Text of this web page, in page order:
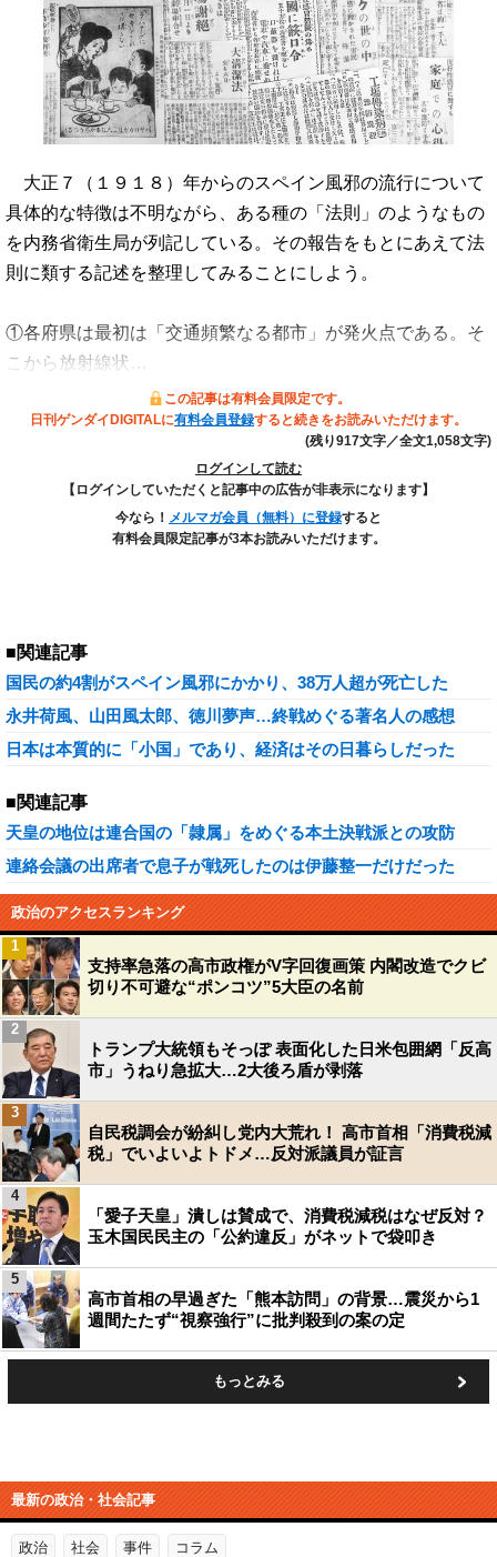
大正７（１９１８）年からのスペイン風邪の流行について
具体的な特徴は不明ながら、ある種の「法則」のようなもの
を内務省衛生局が列記している。その報告をもとにあえて法
則に類する記述を整理してみることにしよう。
①各府県は最初は「交通頻繁なる都市」が発火点である。そ
こから放射線状…
この記事は有料会員限定です。
日刊ゲンダイDIGITALに有料会員登録すると続きをお読みいただけます。
(残り917文字／全文1,058文字)
ログインして読む
【ログインしていただくと記事中の広告が非表示になります】
今なら！ メルマガ会員（無料）に登録すると
有料会員限定記事が3本お読みいただけます。
■関連記事
国民の約4割がスペイン風邪にかかり、38万人超が死亡した
永井荷風、山田風太郎、徳川夢声…終戦めぐる著名人の感想
日本は本質的に「小国」であり、経済はその日暮らしだった
■関連記事
天皇の地位は連合国の「隷属」をめぐる本土決戦派との攻防
連絡会議の出席者で息子が戦死したのは伊藤整一だけだった
政治のアクセスランキング
支持率急落の高市政権がV字回復画策 内閣改造でクビ
切り不可避な“ポンコツ”5大臣の名前
1
トランプ大統領もそっぽ 表面化した日米包囲網「反高
市」うねり急拡大…2大後ろ盾が剥落
2
自民税調会が紛糾し党内大荒れ！ 高市首相「消費税減
税」でいよいよトドメ…反対派議員が証言
3
「愛子天皇」潰しは賛成で、消費税減税はなぜ反対？
玉木国民民主の「公約違反」がネットで袋叩き
4
高市首相の早過ぎた「熊本訪問」の背景…震災から1
週間たたず“視察強行”に批判殺到の案の定
5
もっとみる
最新の政治・社会記事
政治 社会 事件 コラム